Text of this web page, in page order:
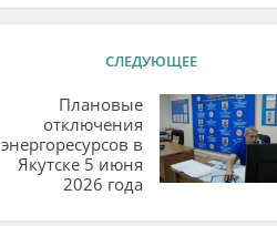
СЛЕДУЮЩЕЕ
Плановые
отключения
энергоресурсов в
Якутске 5 июня
2026 года